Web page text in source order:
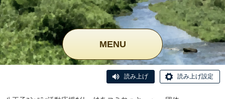
MENU
読み上げ 読み上げ設定